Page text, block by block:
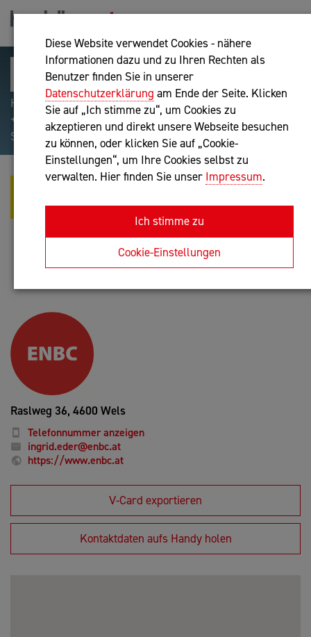
Diese Website verwendet Cookies - nähere
Informationen dazu und zu Ihren Rechten als
Benutzer finden Sie in unserer
Datenschutzerklärung am Ende der Seite. Klicken
Sie auf „Ich stimme zu“, um Cookies zu
akzeptieren und direkt unsere Webseite besuchen
zu können, oder klicken Sie auf „Cookie-
Einstellungen“, um Ihre Cookies selbst zu
verwalten. Hier finden Sie unser Impressum.
Ich stimme zu
Cookie-Einstellungen
Hilfreiche Suchparameter: Begriff einschließen:
+webshop, Begriff ausschließen: -webshop, Exakter
Suchbegriff: "internet of things"
ENBC E.U. - EUROPE NIPPON
BUSINESS CONSULTING
Unternehmensberatung
Anfrage oder Rückruf
Raslweg 36, 4600 Wels
Telefonnummer anzeigen
ingrid.eder@enbc.at
https://www.enbc.at
V-Card exportieren
Kontaktdaten aufs Handy holen